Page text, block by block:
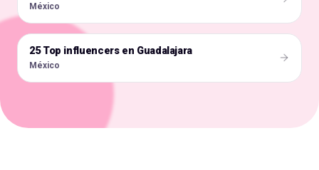
México
🇲🇽
25 Top influencers en Guadalajara
México